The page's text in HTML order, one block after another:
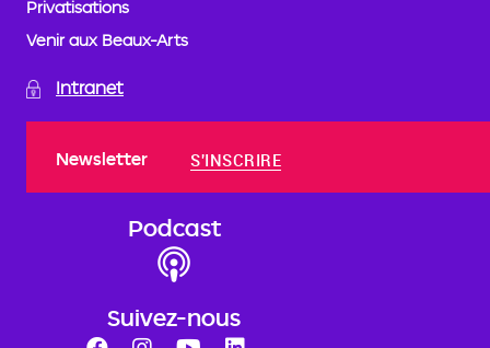
Privatisations
Venir aux Beaux-Arts
Intranet
Newsletter S'INSCRIRE
Podcast
Suivez-nous